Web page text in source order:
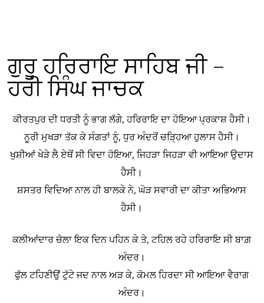
ਗੁਰੂ ਹਰਿਰਾਇ ਸਾਹਿਬ ਜੀ –
ਹਰੀ ਸਿੰਘ ਜਾਚਕ
ਕੀਰਤਪੁਰ ਦੀ ਧਰਤੀ ਨੂੰ ਭਾਗ ਲੱਗੇ, ਹਰਿਰਾਇ ਦਾ ਹੋਇਆ ਪ੍ਰਕਾਸ਼ ਹੈਸੀ।
ਨੂਰੀ ਮੁਖੜਾ ਤੱਕ ਕੇ ਸੰਗਤਾਂ ਨੂੰ, ਧੁਰ ਅੰਦਰੋਂ ਚੜ੍ਹਿਆ ਹੁਲਾਸ ਹੈਸੀ।
ਖੁਸ਼ੀਆਂ ਖੇੜੇ ਲੈ ਏਥੋਂ ਸੀ ਵਿਦਾ ਹੋਇਆ, ਜਿਹੜਾ ਜਿਹੜਾ ਵੀ ਆਇਆ ਉਦਾਸ
ਹੈਸੀ।
ਸ਼ਸਤਰ ਵਿਦਿਆ ਨਾਲ ਹੀ ਬਾਲਕੇ ਨੇ, ਘੋੜ ਸਵਾਰੀ ਦਾ ਕੀਤਾ ਅਭਿਆਸ
ਹੈਸੀ।
ਕਲੀਆਂਦਾਰ ਚੋਲਾ ਇਕ ਦਿਨ ਪਹਿਨ ਕੇ ਤੇ, ਟਹਿਲ ਰਹੇ ਹਰਿਰਾਇ ਸੀ ਬਾਗ਼
ਅੰਦਰ।
ਫੁੱਲ ਟਹਿਣੀਉਂ ਟੁੱਟੇ ਜਦ ਨਾਲ ਅੜ ਕੇ, ਕੋਮਲ ਹਿਰਦਾ ਸੀ ਆਇਆ ਵੈਰਾਗ
ਅੰਦਰ।